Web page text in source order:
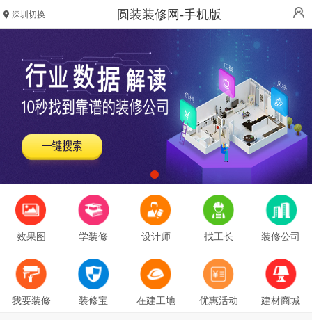
深圳切换 圆装装修网-手机版
效果图 学装修 设计师 找工长 装修公司
我要装修 装修宝 在建工地 优惠活动 建材商城